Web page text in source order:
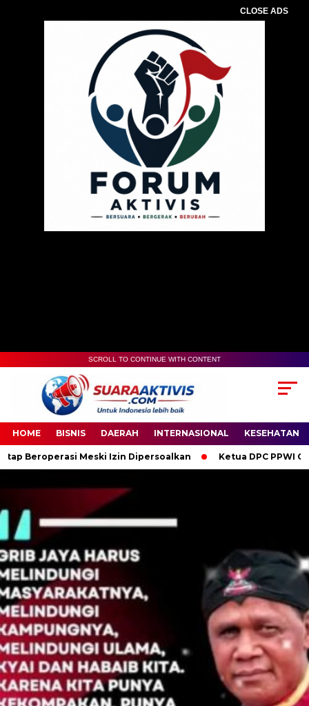
CLOSE ADS
00:00
SCROLL TO CONTINUE WITH CONTENT
HOME BISNIS DAERAH INTERNASIONAL KESEHATAN
Izin Dipersoalkan Ketua DPC PPWI OKI Bersama